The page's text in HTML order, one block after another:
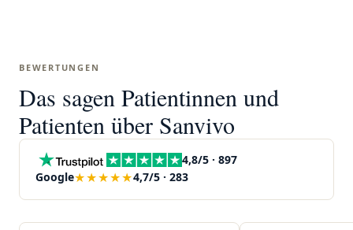
BEWERTUNGEN
Das sagen Patientinnen und
Patienten über Sanvivo
4,8/5 · 897
Google★★★★★4,7/5 · 283